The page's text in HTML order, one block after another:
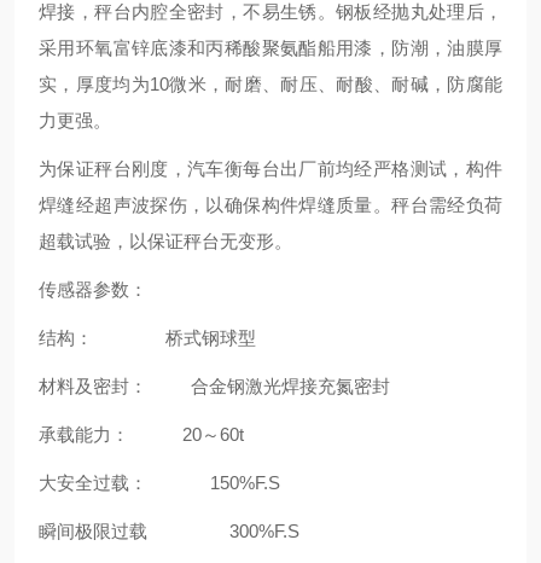
焊接，秤台内腔全密封，不易生锈。钢板经抛丸处理后，
采用环氧富锌底漆和丙稀酸聚氨酯船用漆，防潮，油膜厚
实，厚度均为10微米，耐磨、耐压、耐酸、耐碱，防腐能
力更强。
为保证秤台刚度，汽车衡每台出厂前均经严格测试，构件
焊缝经超声波探伤，以确保构件焊缝质量。秤台需经负荷
超载试验，以保证秤台无变形。
传感器参数：
结构： 桥式钢球型
材料及密封： 合金钢激光焊接充氮密封
承载能力： 20～60t
大安全过载： 150%F.S
瞬间极限过载 300%F.S